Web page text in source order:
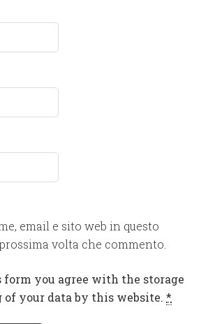
email e sito web in questo
volta che commento.
you agree with the storage
of your data by this website.*